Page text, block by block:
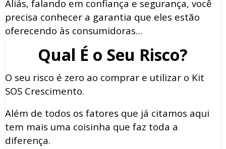
Aliás, falando em confiança e segurança, você
precisa conhecer a garantia que eles estão
oferecendo às consumidoras…
Qual É o Seu Risco?
O seu risco é zero ao comprar e utilizar o Kit
SOS Crescimento.
Além de todos os fatores que já citamos aqui
tem mais uma coisinha que faz toda a
diferença.